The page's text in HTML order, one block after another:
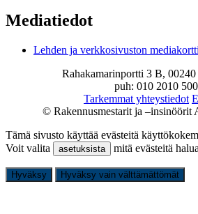
Mediatiedot
Lehden ja verkkosivuston
Rahakamarinportti 3 B,
puh: 010 2010 500
Tarkemmat yhteystiedot
© Rakennusmestarit ja
Tämä sivusto käyttää evästeitä
Voit valita
asetuksista mitä evästeitä
Hyväksy Hyväksy vain välttämättömät